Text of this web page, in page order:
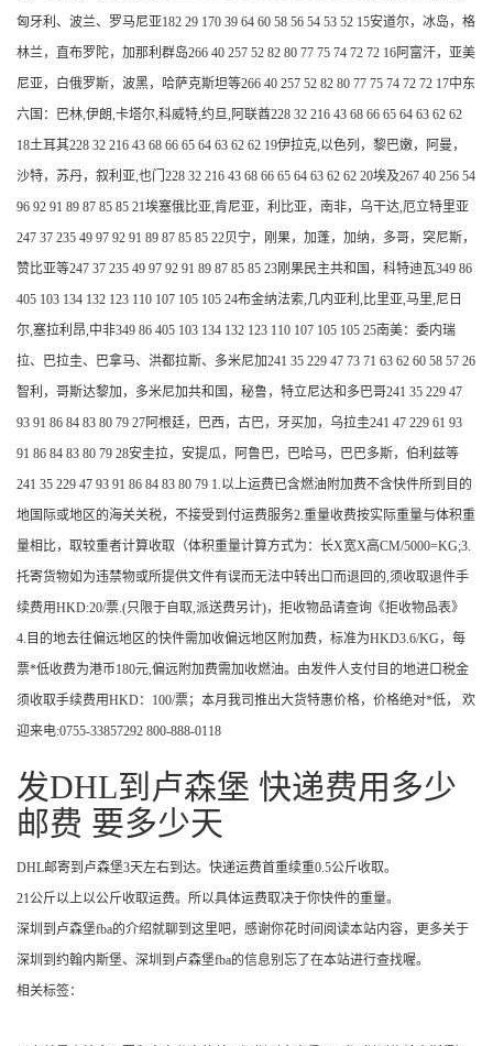
匈牙利、波兰、罗马尼亚182 29 170 39 64 60 58 56 54 53 52 15安道尔，冰岛，格
林兰，直布罗陀，加那利群岛266 40 257 52 82 80 77 75 74 72 72 16阿富汗，亚美
尼亚，白俄罗斯，波黑，哈萨克斯坦等266 40 257 52 82 80 77 75 74 72 72 17中东
六国：巴林,伊朗,卡塔尔,科威特,约旦,阿联酋228 32 216 43 68 66 65 64 63 62 62
18土耳其228 32 216 43 68 66 65 64 63 62 62 19伊拉克,以色列，黎巴嫩，阿曼，
沙特，苏丹，叙利亚,也门228 32 216 43 68 66 65 64 63 62 62 20埃及267 40 256 54
96 92 91 89 87 85 85 21埃塞俄比亚,肯尼亚，利比亚，南非，乌干达,厄立特里亚
247 37 235 49 97 92 91 89 87 85 85 22贝宁，刚果，加蓬，加纳，多哥，突尼斯，
赞比亚等247 37 235 49 97 92 91 89 87 85 85 23刚果民主共和国，科特迪瓦349 86
405 103 134 132 123 110 107 105 105 24布金纳法索,几内亚利,比里亚,马里,尼日
尔,塞拉利昂,中非349 86 405 103 134 132 123 110 107 105 105 25南美：委内瑞
拉、巴拉圭、巴拿马、洪都拉斯、多米尼加241 35 229 47 73 71 63 62 60 58 57 26
智利，哥斯达黎加，多米尼加共和国，秘鲁，特立尼达和多巴哥241 35 229 47
93 91 86 84 83 80 79 27阿根廷，巴西，古巴，牙买加，乌拉圭241 47 229 61 93
91 86 84 83 80 79 28安圭拉，安提瓜，阿鲁巴，巴哈马，巴巴多斯，伯利兹等
241 35 229 47 93 91 86 84 83 80 79 1.以上运费已含燃油附加费不含快件所到目的
地国际或地区的海关关税，不接受到付运费服务2.重量收费按实际重量与体积重
量相比，取较重者计算收取（体积重量计算方式为：长X宽X高CM/5000=KG;3.
托寄货物如为违禁物或所提供文件有误而无法中转出口而退回的,须收取退件手
续费用HKD:20/票.(只限于自取,派送费另计)，拒收物品请查询《拒收物品表》
4.目的地去往偏远地区的快件需加收偏远地区附加费，标准为HKD3.6/KG，每
票*低收费为港币180元,偏远附加费需加收燃油。由发件人支付目的地进口税金
须收取手续费用HKD：100/票；本月我司推出大货特惠价格，价格绝对*低， 欢
迎来电:0755-33857292 800-888-0118
发DHL到卢森堡 快递费用多少
邮费 要多少天
DHL邮寄到卢森堡3天左右到达。快递运费首重续重0.5公斤收取。
21公斤以上以公斤收取运费。所以具体运费取决于你快件的重量。
深圳到卢森堡fba的介绍就聊到这里吧，感谢你花时间阅读本站内容，更多关于
深圳到约翰内斯堡、深圳到卢森堡fba的信息别忘了在本站进行查找喔。
相关标签：